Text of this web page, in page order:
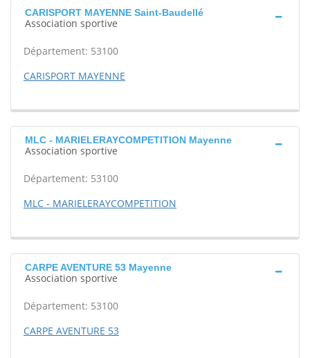
CARISPORT MAYENNE Saint-Baudellé
Association sportive
Département: 53100
CARISPORT MAYENNE
MLC - MARIELERAYCOMPETITION Mayenne
Association sportive
Département: 53100
MLC - MARIELERAYCOMPETITION
CARPE AVENTURE 53 Mayenne
Association sportive
Département: 53100
CARPE AVENTURE 53